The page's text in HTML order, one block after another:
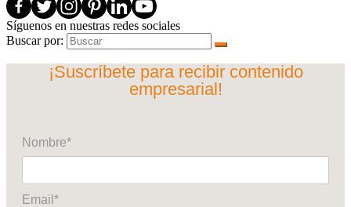
Síguenos en nuestras redes sociales
Buscar por:
¡Suscríbete para recibir contenido
empresarial!
Nombre*
Email*